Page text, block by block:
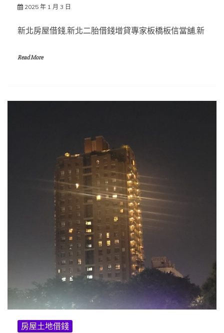
2025 年 1 月 3 日
新北房屋借錢,新北二胎借錢增貸專家板橋板信當舖,新
Read More
房屋土地借錢